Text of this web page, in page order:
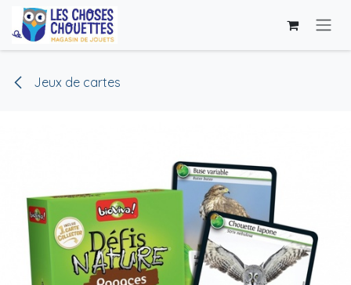
Se rendre au contenu
Jeux de cartes